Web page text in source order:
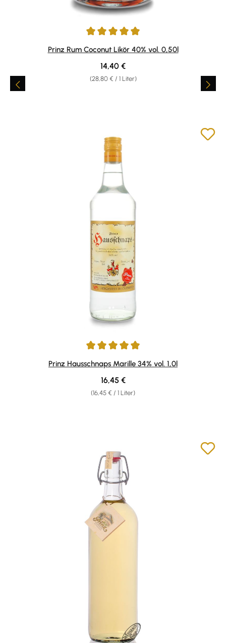
Durchschnittliche Bewertung von 4.92 von 5 Sternen
Prinz Rum Coconut Likör 40% vol. 0,50l
(28,80 € / 1 Liter)
Regulärer Preis:
14,40 €
Durchschnittliche Bewertung von 4.92 von 5 Sternen
Prinz Hausschnaps Marille 34% vol. 1,0l
(16,45 € / 1 Liter)
Regulärer Preis:
16,45 €